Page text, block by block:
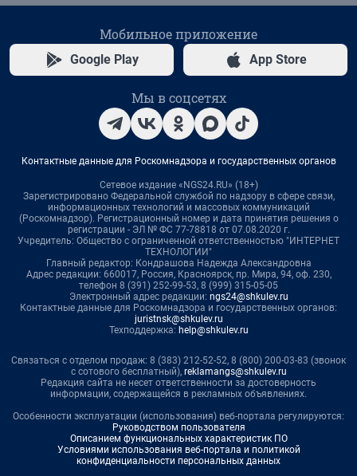
Мобильное приложение
Google Play App Store
Мы в соцсетях
Контактные данные для Роскомнадзора и государственных органов
Сетевое издание «NGS24.RU» (18+)
Зарегистрировано Федеральной службой по надзору в сфере связи,
информационных технологий и массовых коммуникаций
(Роскомнадзор). Регистрационный номер и дата принятия решения о
регистрации - ЭЛ № ФС 77-78818 от 07.08.2020 г.
Учредитель: Общество с ограниченной ответственностью "ИНТЕРНЕТ
ТЕХНОЛОГИИ"
Главный редактор: Кондрашова Надежда Александровна
Адрес редакции: 660017, Россия, Красноярск, пр. Мира, 94, оф. 230,
телефон 8 (391) 252-99-53, 8 (999) 315-05-05
Электронный адрес редакции: ngs24@shkulev.ru
Контактные данные для Роскомнадзора и государственных органов:
juristnsk@shkulev.ru
Техподдержка: help@shkulev.ru
Связаться с отделом продаж: 8 (383) 212-52-52, 8 (800) 200-03-83 (звонок
с сотового бесплатный), reklamangs@shkulev.ru
Редакция сайта не несет ответственности за достоверность
информации, содержащейся в рекламных объявлениях.
Особенности эксплуатации (использования) веб-портала регулируются:
Руководством пользователя
Описанием функциональных характеристик ПО
Условиями использования веб-портала и политикой
конфиденциальности персональных данных